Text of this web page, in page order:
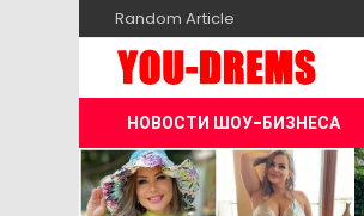
Random Article
НОВОСТИ ШОУ-БИЗНЕСА
MOST
VIEWED
STORIES